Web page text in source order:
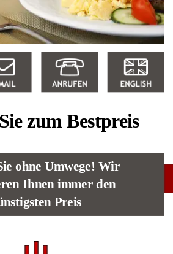
zum Bestpreis
ohne Umwege! Wir
Ihnen immer den
Preis